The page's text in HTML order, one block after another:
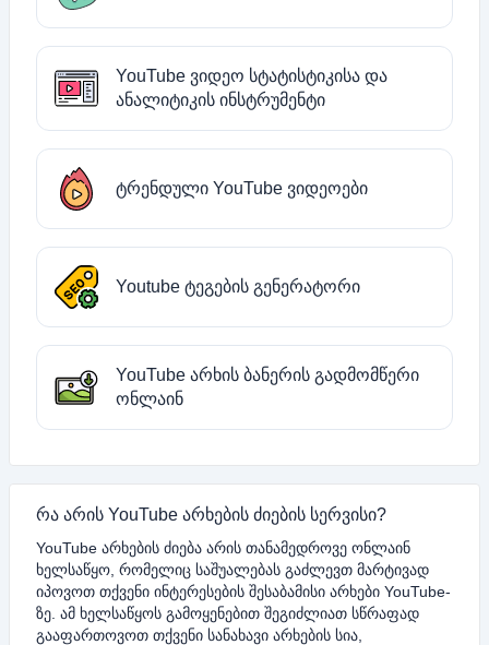
YouTube ვიდეო სტატისტიკისა და
ანალიტიკის ინსტრუმენტი
ტრენდული YouTube ვიდეოები
Youtube ტეგების გენერატორი
YouTube არხის ბანერის გადმომწერი
ონლაინ
რა არის YouTube არხების ძიების სერვისი?
YouTube არხების ძიება არის თანამედროვე ონლაინ
ხელსაწყო, რომელიც საშუალებას გაძლევთ მარტივად
იპოვოთ თქვენი ინტერესების შესაბამისი არხები YouTube-
ზე. ამ ხელსაწყოს გამოყენებით შეგიძლიათ სწრაფად
გააფართოვოთ თქვენი სანახავი არხების სია,